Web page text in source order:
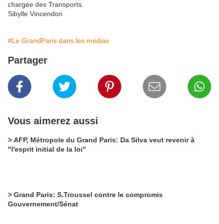
chargée des Transports.
Sibylle Vincendon
#Le GrandParis dans les médias
Partager
Vous aimerez aussi
> AFP, Métropole du Grand Paris: Da Silva veut revenir à
"l'esprit initial de la loi"
> Grand Paris: S.Troussel contre le compromis
Gouvernement/Sénat